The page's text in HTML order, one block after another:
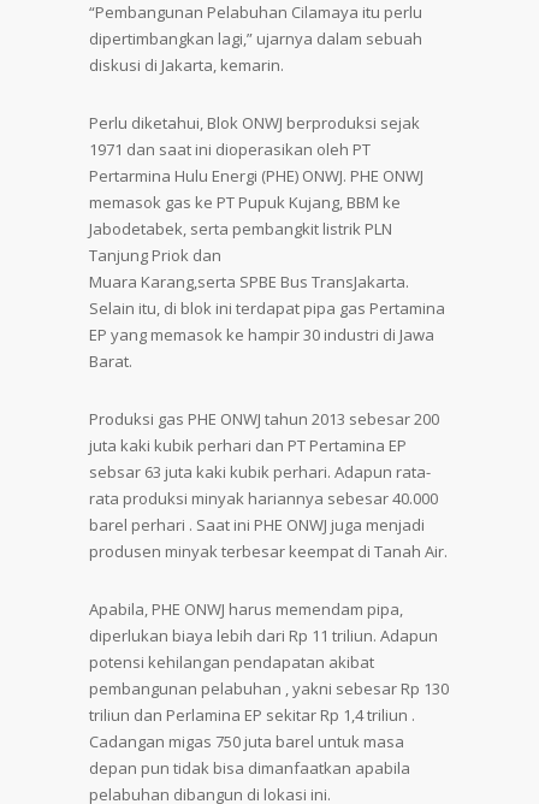
“Pembangunan Pelabuhan Cilamaya itu perlu
dipertimbangkan lagi,” ujarnya dalam sebuah
diskusi di Jakarta, kemarin.
Perlu diketahui, Blok ONWJ berproduksi sejak
1971 dan saat ini dioperasikan oleh PT
Pertarmina Hulu Energi (PHE) ONWJ. PHE ONWJ
memasok gas ke PT Pupuk Kujang, BBM ke
Jabodetabek, serta pembangkit listrik PLN
Tanjung Priok dan
Muara Karang,serta SPBE Bus TransJakarta.
Selain itu, di blok ini terdapat pipa gas Pertamina
EP yang memasok ke hampir 30 industri di Jawa
Barat.
Produksi gas PHE ONWJ tahun 2013 sebesar 200
juta kaki kubik perhari dan PT Pertamina EP
sebsar 63 juta kaki kubik perhari. Adapun rata-
rata produksi minyak hariannya sebesar 40.000
barel perhari . Saat ini PHE ONWJ juga menjadi
produsen minyak terbesar keempat di Tanah Air.
Apabila, PHE ONWJ harus memendam pipa,
diperlukan biaya lebih dari Rp 11 triliun. Adapun
potensi kehilangan pendapatan akibat
pembangunan pelabuhan , yakni sebesar Rp 130
triliun dan Perlamina EP sekitar Rp 1,4 triliun .
Cadangan migas 750 juta barel untuk masa
depan pun tidak bisa dimanfaatkan apabila
pelabuhan dibangun di lokasi ini.